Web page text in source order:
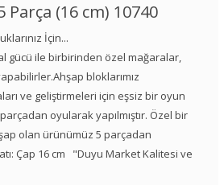
(16 cm) 10740
İçin...
gücü ile birbirinden özel mağaralar,
bloklarımız
ve geliştirmeleri için eşsiz bir oyun
oyularak yapılmıştır. Özel bir
olan ürünümüz 5 parçadan
Çap 16 cm "Duyu Market Kalitesi ve